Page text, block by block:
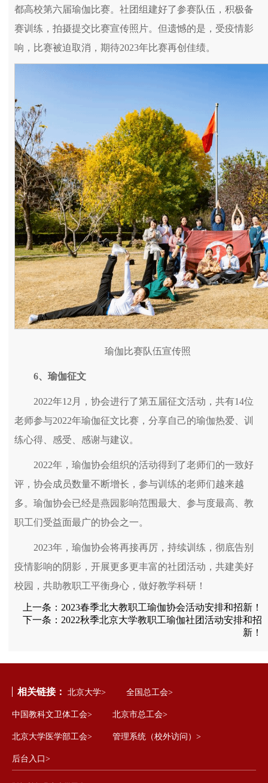
都高校第六届瑜伽比赛。社团组建好了参赛队伍，积极备
赛训练，拍摄提交比赛宣传照片。但遗憾的是，受疫情影
响，比赛被迫取消，期待2023年比赛再创佳绩。
瑜伽比赛队伍宣传照
6、瑜伽征文
2022年12月，协会进行了第五届征文活动，共有14位
老师参与2022年瑜伽征文比赛，分享自己的瑜伽热爱、训
练心得、感受、感谢与建议。
2022年，瑜伽协会组织的活动得到了老师们的一致好
评，协会成员数量不断增长，参与训练的老师们越来越
多。瑜伽协会已经是燕园影响范围最大、参与度最高、教
职工们受益面最广的协会之一。
2023年，瑜伽协会将再接再厉，持续训练，彻底告别
疫情影响的阴影，开展更多更丰富的社团活动，共建美好
校园，共助教职工平衡身心，做好教学科研！
上一条： 2023春季北大教职工瑜伽协会活动安排和招新！
下一条： 2022秋季北京大学教职工瑜伽社团活动安排和招
新！
相关链接： 北京大学> 全国总工会>
中国教科文卫体工会> 北京市总工会>
北京大学医学部工会> 管理系统（校外访问）>
后台入口>